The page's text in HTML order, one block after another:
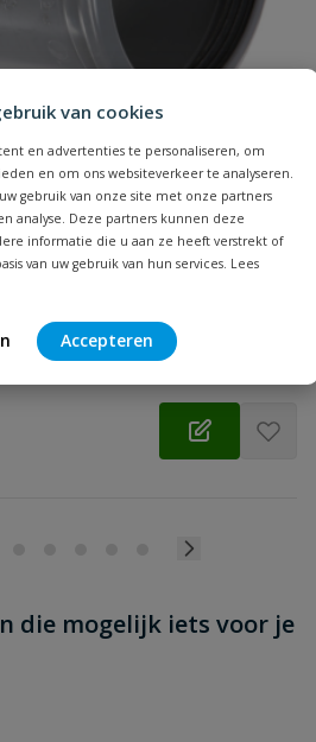
van cookies
en advertenties te personaliseren, om
en om ons websiteverkeer te analyseren.
gebruik van onze site met onze partners
analyse. Deze partners kunnen deze
informatie die u aan ze heeft verstrekt of
van uw gebruik van hun services. Lees
Accepteren
32 t/m 500 mm | Aansluiting:
die mogelijk iets voor je